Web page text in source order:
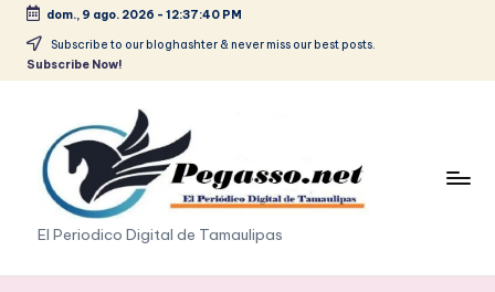
Saltar
dom., 9 ago. 2026 - 12:37:40 PM
Subscribe to our bloghashter & never miss our best posts.
Subscribe Now!
p
e
El Periodico Digital de Tamaulipas